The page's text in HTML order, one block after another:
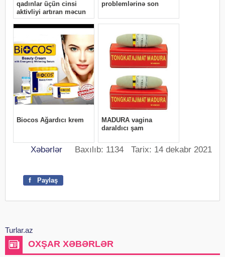
Xəbərlər Baxılıb: 1134 Tarix: 14 dekabr 2021
f Paylaş
Turlar.az
OXŞAR XƏBƏRLƏR